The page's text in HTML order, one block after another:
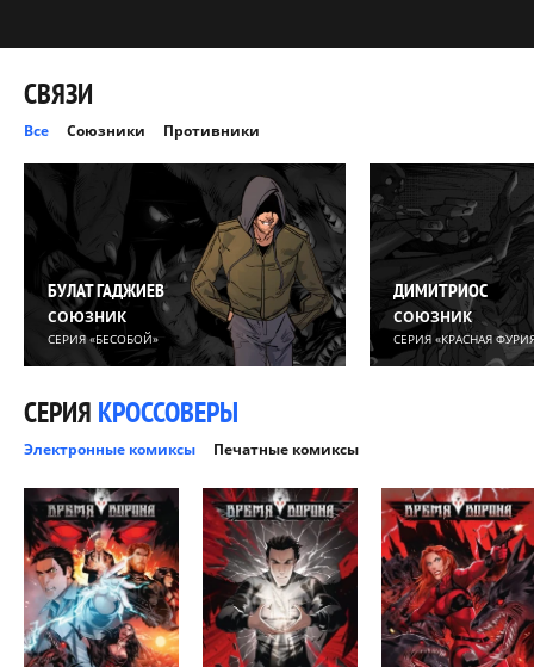
СВЯЗИ
Все Союзники Противники
БУЛАТ ГАДЖИЕВ
СОЮЗНИК
СЕРИЯ «БЕСОБОЙ»
ДИМИТРИОС
СОЮЗНИК
СЕРИЯ «КРАСНАЯ
СЕРИЯ КРОССОВЕРЫ
Электронные комиксы Печатные комиксы